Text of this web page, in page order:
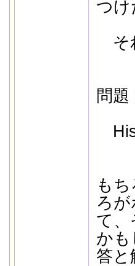
つけ
そ
問
His
も
ろ
て、
か
答と